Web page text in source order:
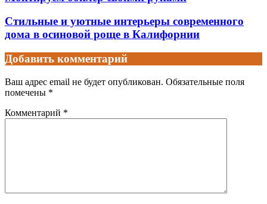
Стильные и уютные интерьеры современного
дома в осиновой роще в Калифорнии
Добавить комментарий
Ваш адрес email не будет опубликован. Обязательные поля
помечены *
Комментарий *